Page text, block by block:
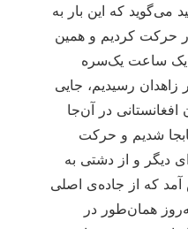
می‌گوید که این بار به
حرکت کردیم و همین
یک ساعت یک‌سره
زاهدان رسیدیم، جایی
در آن‌جا
شدیم و حرکت
دیگر و از دشتی به
که از جاده‌ی اصلی
همان‌طور در